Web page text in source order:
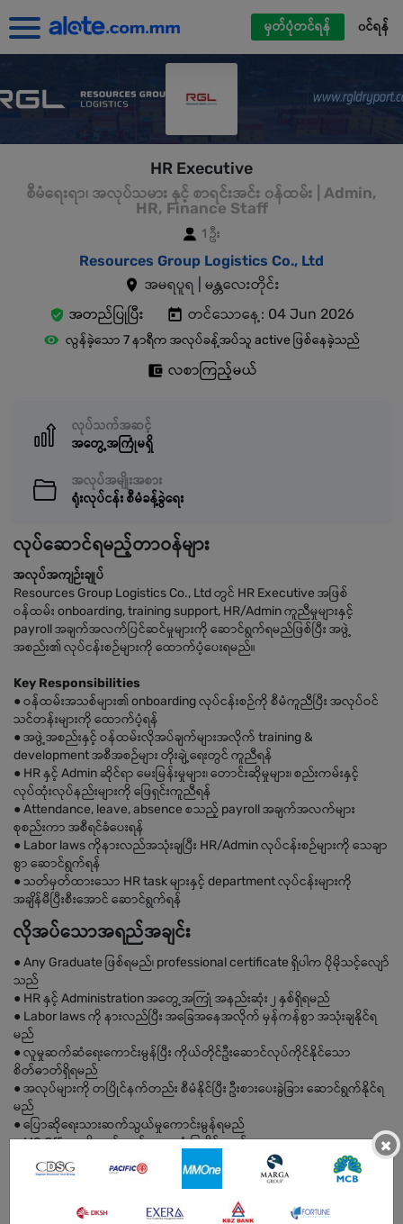
မှတ်ပုံတင်ရန် ၀င်ရန်
HR Executive
စီမံရေးရာ၊ အလုပ်သမား နှင့် စာရင်းအင်း ၀န်ထမ်း | Admin,
HR, Finance Staff
1 ဦး
Resources Group Logistics Co., Ltd
အမရပူရ | မန္တလေးတိုင်း
အတည်ပြုပြီး
တင်သောနေ့: 04 Jun 2026
လွန်ခဲ့သော 7 နာရီက အလုပ်ခန့်အပ်သူ active ဖြစ်နေခဲ့သည်
လစာကြည့်မယ်
လုပ်သက်အဆင့်
အတွေ့အကြုံမရှိ
အလုပ်အမျိုးအစား
ရုံးလုပ်ငန်း စီမံခန့်ခွဲရေး
လုပ်ဆောင်ရမည့်တာဝန်များ
အလုပ်အကျဉ်းချုပ်
Resources Group Logistics Co., Ltd တွင် HR Executive အဖြစ်
ဝန်ထမ်း onboarding, training support, HR/Admin ကူညီမှုများနှင့်
payroll အချက်အလက်ပြင်ဆင်မှုများကို ဆောင်ရွက်ရမည်ဖြစ်ပြီး အဖွဲ့
အစည်း၏ လုပ်ငန်းစဉ်များကို ထောက်ပံ့ပေးရမည်။
Key Responsibilities
● ဝန်ထမ်းအသစ်များ၏ onboarding လုပ်ငန်းစဉ်ကို စီမံကူညီပြီး အလုပ်ဝင်
သင်တန်းများကို ထောက်ပံ့ရန်
● အဖွဲ့အစည်းနှင့် ဝန်ထမ်းလိုအပ်ချက်များအလိုက် training &
development အစီအစဉ်များ တိုးချဲ့ရေးတွင် ကူညီရန်
● HR နှင့် Admin ဆိုင်ရာ မေးမြန်းမှုများ၊ တောင်းဆိုမှုများ၊ စည်းကမ်းနှင့်
လုပ်ထုံးလုပ်နည်းများကို ဖြေရှင်းကူညီရန်
● Attendance, leave, absence စသည့် payroll အချက်အလက်များ
စုစည်းကာ အစီရင်ခံပေးရန်
● Labor laws ကိုနားလည်အသုံးချပြီး HR/Admin လုပ်ငန်းစဉ်များကို သေချာ
စွာ ဆောင်ရွက်ရန်
● သတ်မှတ်ထားသော HR task များနှင့် department လုပ်ငန်းများကို
အချိန်မီပြီးစီးအောင် ဆောင်ရွက်ရန်
လိုအပ်သောအရည်အချင်း
● Any Graduate ဖြစ်ရမည်၊ professional certificate ရှိပါက ပိုမိုသင့်လျော်
သည်
● HR နှင့် Administration အတွေ့အကြုံ အနည်းဆုံး ၂ နှစ်ရှိရမည်
● Labor laws ကို နားလည်ပြီး အခြေအနေအလိုက် မှန်ကန်စွာ အသုံးချနိုင်ရ
မည်
● လူမှုဆက်ဆံရေးကောင်းမွန်ပြီး ကိုယ်တိုင်ဦးဆောင်လုပ်ကိုင်နိုင်သော
စိတ်ဓာတ်ရှိရမည်
● အလုပ်များကို တပြိုင်နက်တည်း စီမံနိုင်ပြီး ဦးစားပေးခွဲခြား ဆောင်ရွက်နိုင်ရ
မည်
● ပြောဆိုရေးသားဆက်သွယ်မှုကောင်းမွန်ရမည်
● MS Office ကို ကျွမ်းကျင်စွာ အသုံးပြုနိုင်ရမည်
● English စာ အခြေခံကောင်းမွန်ပြီး လုပ်ငန်းသုံး ဆက်သွယ်မှုလုပ်နိုင်ရမည်
အကျိုးအမြတ်
×